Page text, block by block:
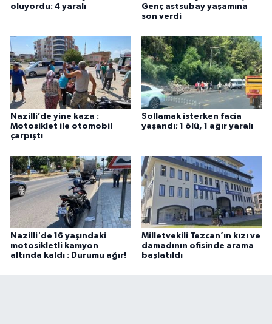
oluyordu: 4 yaralı
Genç astsubay yaşamına
son verdi
Nazilli’de yine kaza :
Motosiklet ile otomobil
çarpıştı
Sollamak isterken facia
yaşandı; 1 ölü, 1 ağır yaralı
Nazilli'de 16 yaşındaki
motosikletli kamyon
altında kaldı : Durumu ağır!
Milletvekili Tezcan’ın kızı ve
damadının ofisinde arama
başlatıldı